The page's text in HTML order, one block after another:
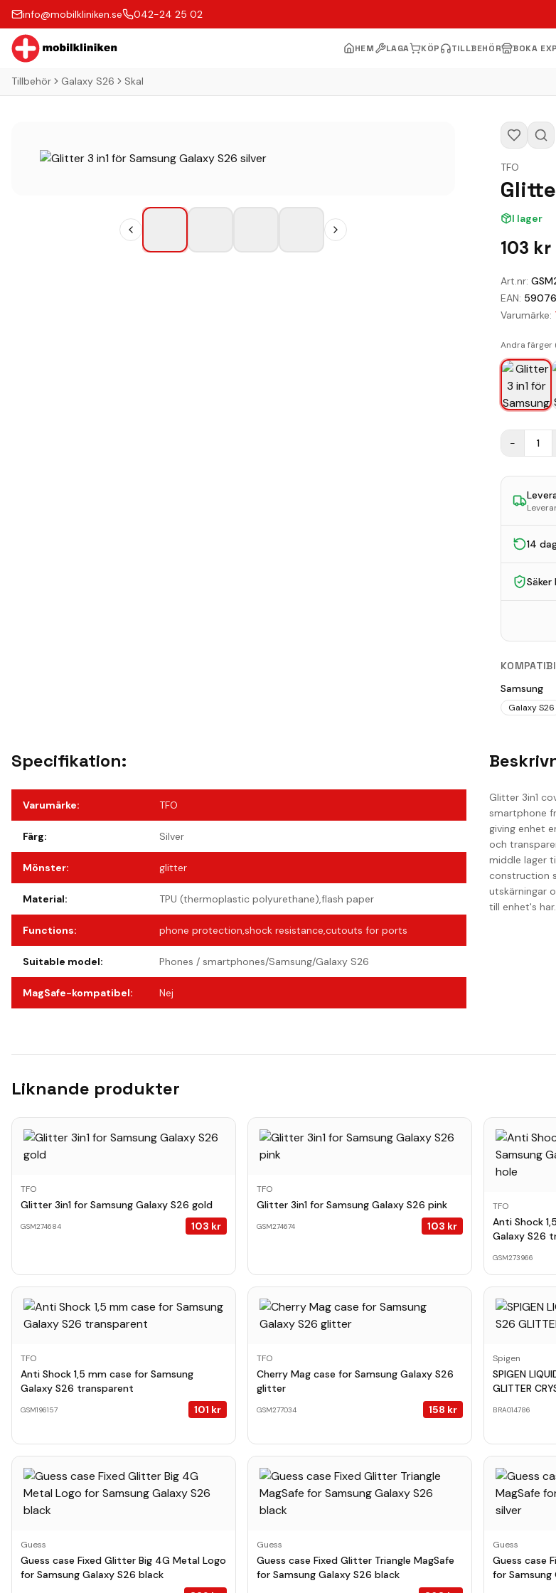
info@mobilkliniken.se 042-24 25 02
HEM LAGA KÖP TILLBEHÖR BOKA
Tillbehör Galaxy S26 Skal
TFO
I lager
103 kr
Art.nr:
EAN:
Varumärke:
Andra färger
− 1
14
Samsung
Galaxy S26
Specifikation:
Varumärke: TFO
Färg: Silver
Mönster: glitter
Material: TPU (thermoplastic polyurethane),flash paper
Functions: phone protection,shock resistance,cutouts for ports
Suitable model: Phones / smartphones/Samsung/Galaxy S26
MagSafe-kompatibel: Nej
Glitter 3in1
smartphone
giving enhet
och
middle lager
construction
utskärningar
till enhet's har.
Liknande produkter
TFO
Glitter 3in1 for Samsung Galaxy S26 gold
GSM274684 103 kr
TFO
Glitter 3in1 for Samsung Galaxy S26 pink
GSM274674 103 kr
TFO
Anti Shock
Galaxy S26
GSM273966
TFO
Anti Shock 1,5 mm case for Samsung
Galaxy S26 transparent
GSM196157 101 kr
TFO
Cherry Mag case for Samsung Galaxy S26
glitter
GSM277034 158 kr
Spigen
SPIGEN
GLITTER
BRA014786
Guess
Guess case Fixed Glitter Big 4G Metal Logo
for Samsung Galaxy S26 black
Guess
Guess case Fixed Glitter Triangle MagSafe
for Samsung Galaxy S26 black
Guess
Guess case
for Samsung